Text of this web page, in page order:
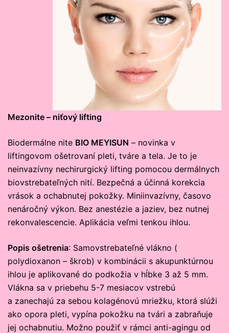
Mezonite – niťový lifting
Biodermálne nite BIO MEYISUN – novinka v
liftingovom ošetrovaní pleti, tváre a tela. Je to je
neinvazívny nechirurgický lifting pomocou dermálnych
biovstrebateľných nití. Bezpečná a účinná korekcia
vrások a ochabnutej pokožky. Miniinvazívny, časovo
nenáročný výkon. Bez anestézie a jaziev, bez nutnej
rekonvalescencie. Aplikácia veľmi tenkou ihlou.
Popis ošetrenia: Samovstrebateľné vlákno (
polydioxanon – škrob) v kombinácii s akupunktúrnou
ihlou je aplikované do podkožia v hĺbke 3 až 5 mm.
Vlákna sa v priebehu 5-7 mesiacov vstrebú
a zanechajú za sebou kolagénovú mriežku, ktorá slúži
ako opora pleti, vypína pokožku na tvári a zabraňuje
jej ochabnutiu. Možno použiť v rámci anti-agingu od